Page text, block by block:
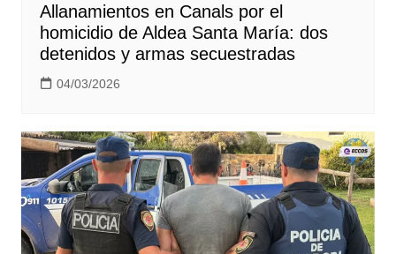
Allanamientos en Canals por el
homicidio de Aldea Santa María: dos
detenidos y armas secuestradas
04/03/2026